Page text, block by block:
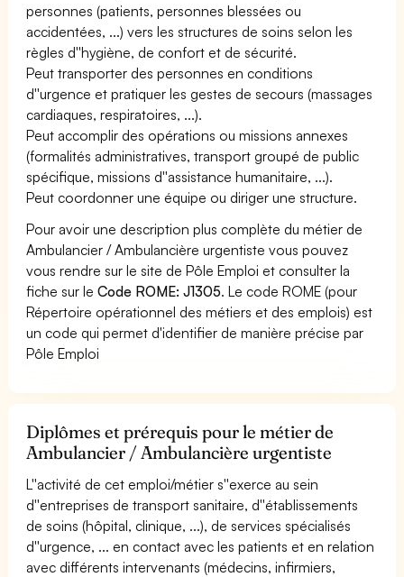
personnes (patients, personnes blessées ou
accidentées, ...) vers les structures de soins selon les
règles d''hygiène, de confort et de sécurité.
Peut transporter des personnes en conditions
d''urgence et pratiquer les gestes de secours (massages
cardiaques, respiratoires, ...).
Peut accomplir des opérations ou missions annexes
(formalités administratives, transport groupé de public
spécifique, missions d''assistance humanitaire, ...).
Peut coordonner une équipe ou diriger une structure.
Pour avoir une description plus complète du métier de
Ambulancier / Ambulancière urgentiste vous pouvez
vous rendre sur le site de Pôle Emploi et consulter la
fiche sur leCode ROME: J1305. Le code ROME (pour
Répertoire opérationnel des métiers et des emplois) est
un code qui permet d'identifier de manière précise par
Pôle Emploi
Diplômes et prérequis pour le métier de
Ambulancier / Ambulancière urgentiste
L''activité de cet emploi/métier s''exerce au sein
d''entreprises de transport sanitaire, d''établissements
de soins (hôpital, clinique, ...), de services spécialisés
d''urgence, ... en contact avec les patients et en relation
avec différents intervenants (médecins, infirmiers,